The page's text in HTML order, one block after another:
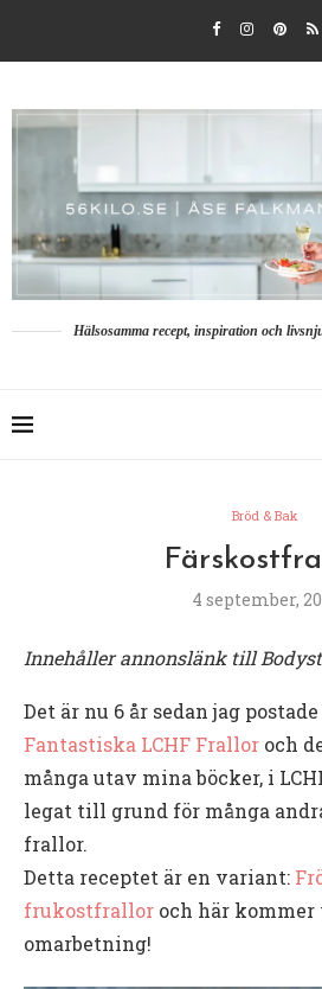
Hälsosamma recept, inspiration och
Bröd & Bak
4 september,
Innehåller annonslänk till
Det är nu 6 år sedan jag
Fantastiska LCHF Frallor och
många utav mina böcker, i
legat till grund för många
frallor.
Detta receptet är en variant:
frukostfrallor och här
omarbetning!